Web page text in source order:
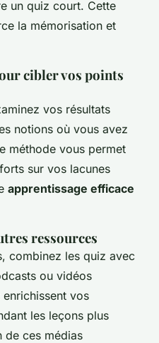
un quiz court. Cette
la mémorisation et
cibler vos points
vos résultats
notions où vous avez
méthode vous permet
sur vos lacunes
apprentissage efficace
ressources
combinez les quiz avec
ou vidéos
vos
les leçons plus
de ces médias